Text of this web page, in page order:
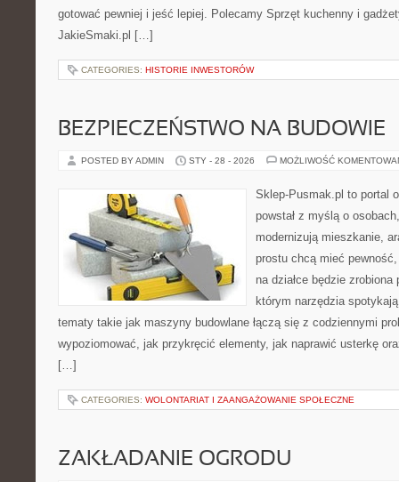
gotować pewniej i jeść lepiej. Polecamy Sprzęt kuchenny i
JakieSmaki.pl […]
CATEGORIES: HISTORIE INWESTORÓW
BEZPIECZEŃSTWO NA BUDOWIE
POSTED BY ADMIN STY - 28 - 2026 MOŻLIWOŚĆ
Sklep-Pusmak.pl to portal
powstał z myślą o
modernizują mieszkanie,
prostu chcą mieć
na działce będzie
którym narzędzia
tematy takie jak maszyny budowlane łączą się z codziennymi
wypoziomować, jak przykręcić elementy, jak naprawić usterkę
[…]
CATEGORIES: WOLONTARIAT I ZAANGAŻOWANIE SPOŁECZNE
ZAKŁADANIE OGRODU